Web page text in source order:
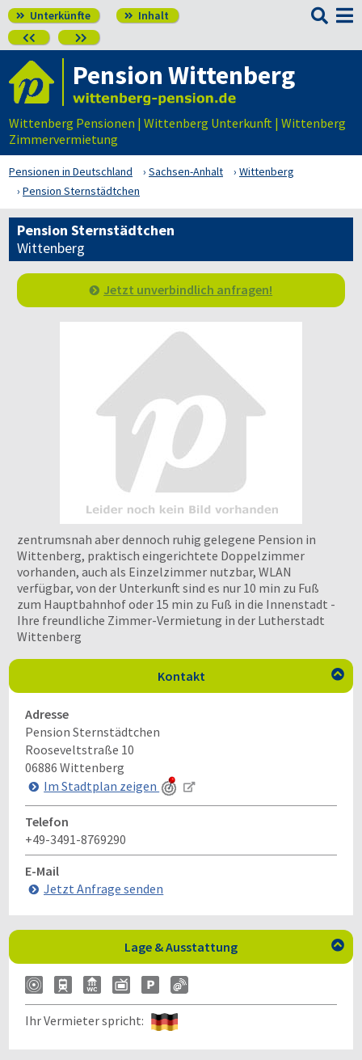
 Unterkünfte  Inhalt
 

Pension Wittenberg
Wittenberg Pensionen | Wittenberg Unterkunft | Wittenberg
Zimmervermietung
Pensionen in Deutschland Sachsen-Anhalt
Wittenberg
Pension Sternstädtchen
Pension Sternstädtchen
Wittenberg
Jetzt unverbindlich anfragen!
zentrumsnah aber dennoch ruhig gelegene Pension in
Wittenberg, praktisch eingerichtete Doppelzimmer
vorhanden, auch als Einzelzimmer nutzbar, WLAN
verfügbar, von der Unterkunft sind es nur 10 min zu Fuß
zum Hauptbahnhof oder 15 min zu Fuß in die Innenstadt -
Ihre freundliche Zimmer-Vermietung in der Lutherstadt
Wittenberg
Kontakt 
Adresse
Pension Sternstädtchen
Rooseveltstraße 10
06886 Wittenberg
Im Stadtplan zeigen
Telefon
+49-3491-8769290
E-Mail
Jetzt Anfrage senden
Lage & Ausstattung 
Ihr Vermieter spricht: